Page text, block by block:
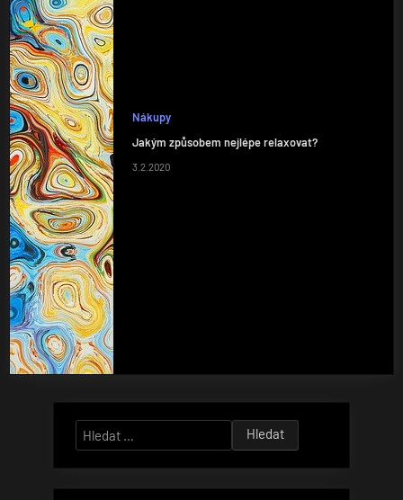
Nákupy
Jakým způsobem nejlépe relaxovat?
3.2.2020
Vyhledávání